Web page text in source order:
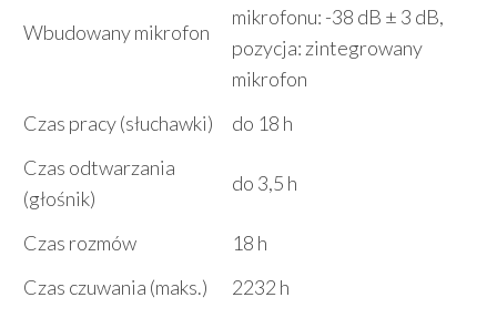
Wbudowany mikrofon
mikrofonu: -38 dB ± 3 dB,
pozycja: zintegrowany
mikrofon
Czas pracy (słuchawki)
do 18 h
Czas odtwarzania
(głośnik)
do 3,5 h
Czas rozmów
18 h
Czas czuwania (maks.)
2232 h